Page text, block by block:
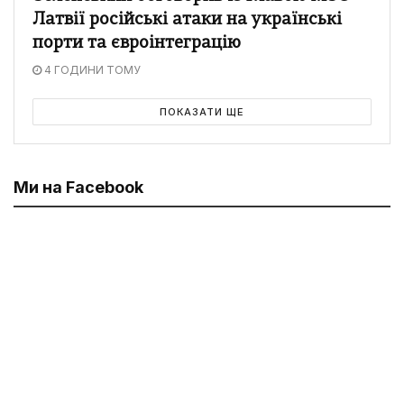
Латвії російські атаки на українські
порти та євроінтеграцію
4 ГОДИНИ ТОМУ
ПОКАЗАТИ ЩЕ
Ми на Facebook